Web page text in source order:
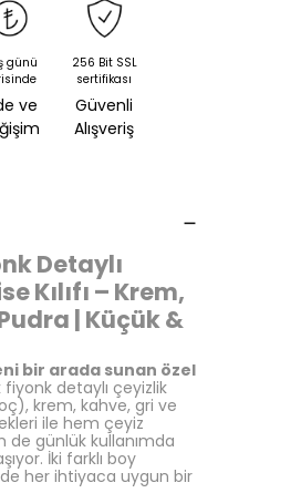
günü
ve
256 Bit SSL
sertifikası
Güvenli
Alışveriş
Detaylı
Kılıfı – Krem,
| Küçük &
bir arada sunan özel
fiyonk detaylı çeyizlik
krem, kahve, gri ve
ile hem çeyiz
de günlük kullanımda
İki farklı boy
her ihtiyaca uygun bir